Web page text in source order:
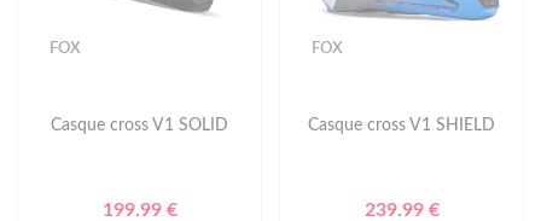
FOX
Casque cross V1 SOLID
199.99 €
FOX
Casque cross V1 SHIELD
239.99 €